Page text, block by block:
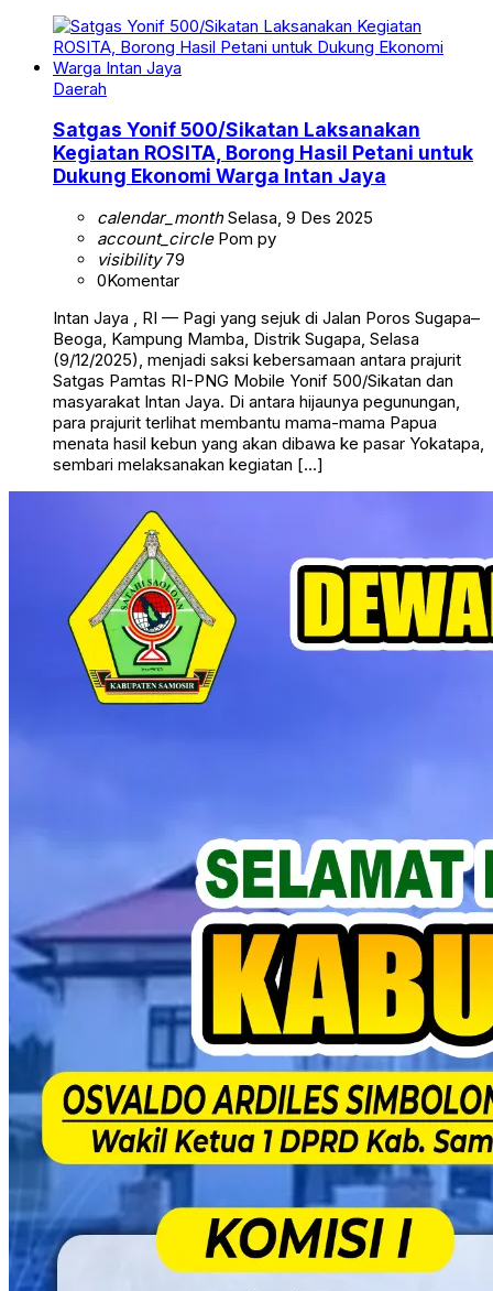
Daerah
Satgas Yonif 500/Sikatan Laksanakan
Kegiatan ROSITA, Borong Hasil Petani untuk
Dukung Ekonomi Warga Intan Jaya
calendar_monthSelasa, 9 Des 2025
account_circlePom py
visibility79
0Komentar
Intan Jaya , RI — Pagi yang sejuk di Jalan Poros Sugapa–
Beoga, Kampung Mamba, Distrik Sugapa, Selasa
(9/12/2025), menjadi saksi kebersamaan antara prajurit
Satgas Pamtas RI-PNG Mobile Yonif 500/Sikatan dan
masyarakat Intan Jaya. Di antara hijaunya pegunungan,
para prajurit terlihat membantu mama-mama Papua
menata hasil kebun yang akan dibawa ke pasar Yokatapa,
sembari melaksanakan kegiatan […]